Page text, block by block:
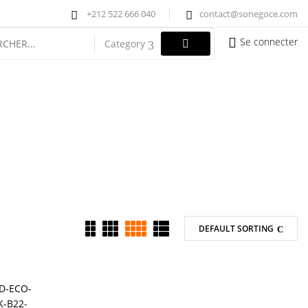
+212 522 666 040 contact@sonegoce.com
Category Se connecter
DEFAULT SORTING